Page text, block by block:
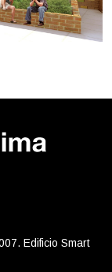
Edificio Smart